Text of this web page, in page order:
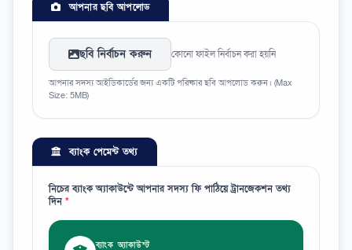
আপনার ছবি আপলোড
ছবি নির্বাচন করুন কোনো ফাইল নির্বাচন করা হয়নি
আপনার সদস্য আইডিকার্ডের জন্য একটি পরিষ্কার ছবি আপলোড করুন। (Max
Size: 5MB)
ব্যাংক পেমেন্ট তথ্য
নিচের ব্যাংক অ্যাকাউন্টে আপনার সদস্য ফি পাঠিয়ে ট্রানজেকশন তথ্য
দিন*
ব্যাংক অ্যাকাউন্ট